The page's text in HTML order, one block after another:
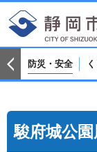
防災・安全
駿府城公